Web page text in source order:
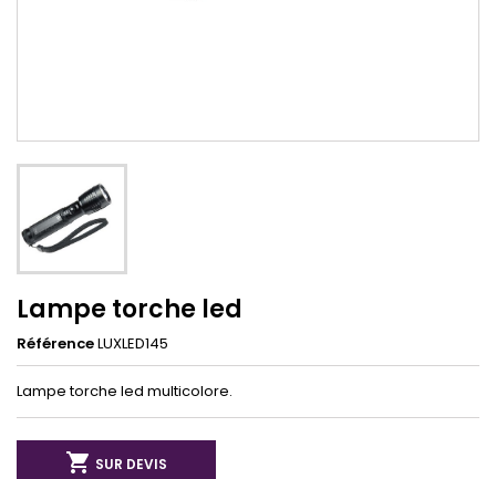
Lampe torche led
RéférenceLUXLED145
Lampe torche led multicolore.
 SUR DEVIS